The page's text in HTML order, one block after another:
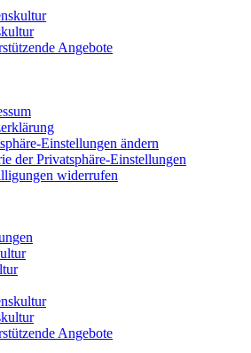
Angebote
Einstel­lungen ändern
der Privat­sphäre-Einstel­lungen
wider­rufen
Angebote